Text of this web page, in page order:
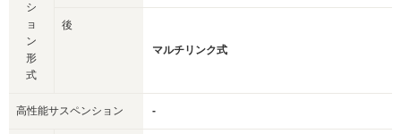
シ
ョ
ン
形
式
後
マルチリンク式
高性能サスペンション -